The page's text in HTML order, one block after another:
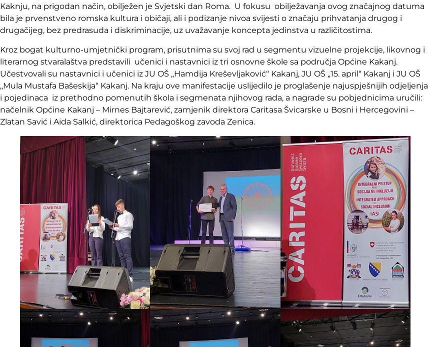
Kaknju, na prigodan način, obilježen je Svjetski dan Roma. U fokusu obilježavanja ovog značajnog datuma
bila je prvenstveno romska kultura i običaji, ali i podizanje nivoa svijesti o značaju prihvatanja drugog i
drugačijeg, bez predrasuda i diskriminacije, uz uvažavanje koncepta jedinstva u različitostima.
Kroz bogat kulturno-umjetnički program, prisutnima su svoj rad u segmentu vizuelne projekcije, likovnog i
literarnog stvaralaštva predstavili učenici i nastavnici iz tri osnovne škole sa područja Općine Kakanj.
Učestvovali su nastavnici i učenici iz JU OŠ „Hamdija Kreševljaković“ Kakanj, JU OŠ „15. april“ Kakanj i JU OŠ
„Mula Mustafa Bašeskija“ Kakanj. Na kraju ove manifestacije uslijedilo je proglašenje najuspješnijih odjeljenja
i pojedinaca iz prethodno pomenutih škola i segmenata njihovog rada, a nagrade su pobjednicima uručili:
načelnik Općine Kakanj – Mirnes Bajtarević, zamjenik direktora Caritasa Švicarske u Bosni i Hercegovini –
Zlatan Savić i Aida Salkić, direktorica Pedagoškog zavoda Zenica.